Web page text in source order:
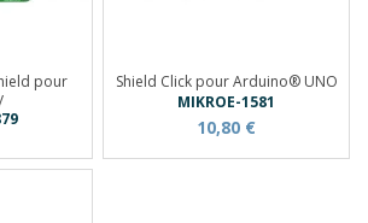
pour
Shield Click pour Arduino® UNO
MIKROE-1581
10,80 €